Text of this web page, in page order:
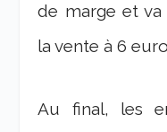
de marge et
la vente à 6
Au final, les